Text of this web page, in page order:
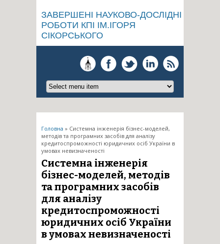
ЗАВЕРШЕНІ НАУКОВО-ДОСЛІДНІ
РОБОТИ КПІ ІМ.ІГОРЯ
СІКОРСЬКОГО
Ви є тут
Головна » Системна інженерія бізнес-моделей,
методів та програмних засобів для аналізу
кредитоспроможності юридичних осіб України в
умовах невизначеності
Системна інженерія
бізнес-моделей, методів
та програмних засобів
для аналізу
кредитоспроможності
юридичних осіб України
в умовах невизначеності